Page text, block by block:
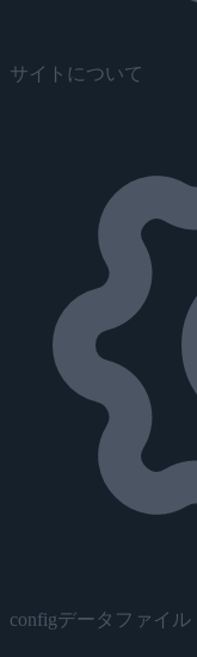
サイトについて
configデータファイル